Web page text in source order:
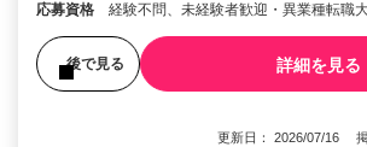
応募資格 経験不問、未経験者歓迎・異業種転職
後で見る 詳細を見る
更新日： 2026/07/16